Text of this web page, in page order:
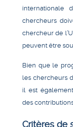
internationale
chercheurs
chercheur de
peuvent être
Bien que le
les chercheurs
il est
des
Critères de